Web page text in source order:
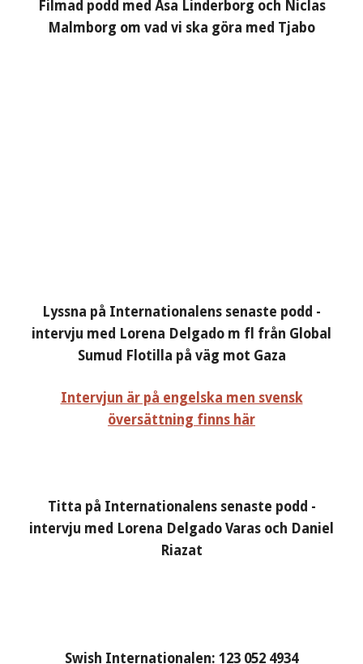
Filmad podd med Åsa Linderborg och Niclas
Malmborg om vad vi ska göra med Tjabo
Lyssna på Internationalens senaste podd -
intervju med Lorena Delgado m fl från Global
Sumud Flotilla på väg mot Gaza
Intervjun är på engelska men svensk
översättning finns här
Titta på Internationalens senaste podd -
intervju med Lorena Delgado Varas och Daniel
Riazat
Swish Internationalen: 123 052 4934